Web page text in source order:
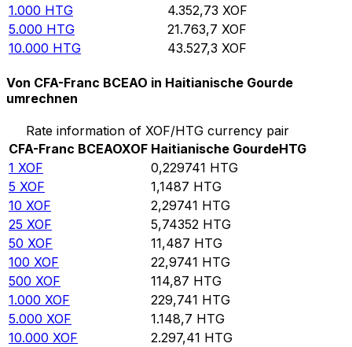
1.000 HTG 4.352,73 XOF
5.000 HTG 21.763,7 XOF
10.000 HTG 43.527,3 XOF
Von CFA-Franc BCEAO in Haitianische Gourde
umrechnen
Rate information of XOF/HTG currency pair
CFA-Franc BCEAOXOF Haitianische GourdeHTG
1 XOF 0,229741 HTG
5 XOF 1,1487 HTG
10 XOF 2,29741 HTG
25 XOF 5,74352 HTG
50 XOF 11,487 HTG
100 XOF 22,9741 HTG
500 XOF 114,87 HTG
1.000 XOF 229,741 HTG
5.000 XOF 1.148,7 HTG
10.000 XOF 2.297,41 HTG